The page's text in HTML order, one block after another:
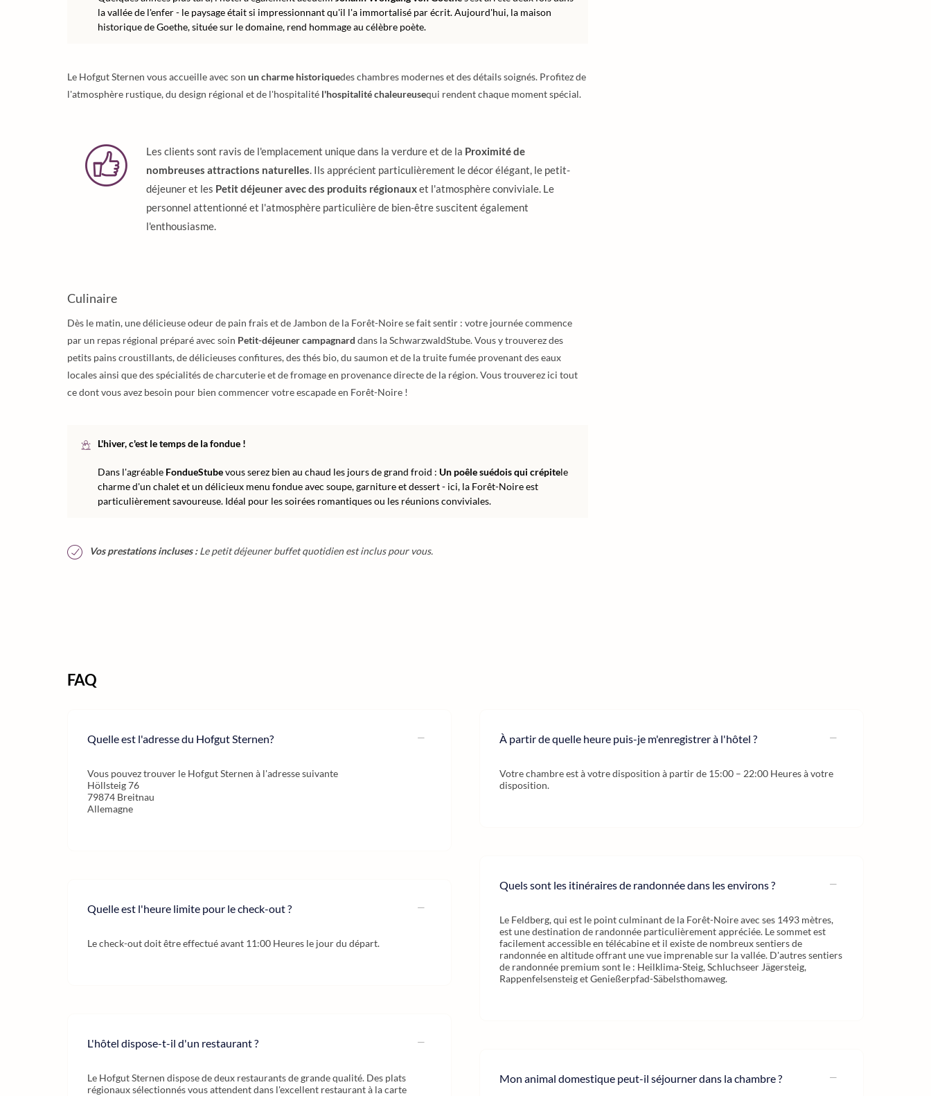
la vallée de l'enfer - le paysage était si impressionnant qu'il l'a immortalisé par écrit. Aujourd'hui, la maison
historique de Goethe, située sur le domaine, rend hommage au célèbre poète.
Le Hofgut Sternen vous accueille avec son un charme historiquedes chambres modernes et des détails soignés. Profitez de
l'atmosphère rustique, du design régional et de l'hospitalité l'hospitalité chaleureusequi rendent chaque moment spécial.
Les clients sont ravis de l'emplacement unique dans la verdure et de la Proximité de
nombreuses attractions naturelles. Ils apprécient particulièrement le décor élégant, le petit-
déjeuner et les Petit déjeuner avec des produits régionauxet l'atmosphère conviviale. Le
personnel attentionné et l'atmosphère particulière de bien-être suscitent également
l'enthousiasme.
Culinaire
Dès le matin, une délicieuse odeur de pain frais et de Jambon de la Forêt-Noire se fait sentir : votre journée commence
par un repas régional préparé avec soin Petit-déjeuner campagnard dans la SchwarzwaldStube. Vous y trouverez des
petits pains croustillants, de délicieuses confitures, des thés bio, du saumon et de la truite fumée provenant des eaux
locales ainsi que des spécialités de charcuterie et de fromage en provenance directe de la région. Vous trouverez ici tout
ce dont vous avez besoin pour bien commencer votre escapade en Forêt-Noire !
L'hiver, c'est le temps de la fondue !
Dans l'agréable FondueStubevous serez bien au chaud les jours de grand froid : Un poêle suédois qui crépitele
charme d'un chalet et un délicieux menu fondue avec soupe, garniture et dessert - ici, la Forêt-Noire est
particulièrement savoureuse. Idéal pour les soirées romantiques ou les réunions conviviales.
Vos prestations incluses :Le petit déjeuner buffet quotidien est inclus pour vous.
FAQ
Quelle est l'adresse du Hofgut Sternen?
Vous pouvez trouver le Hofgut Sternen à l'adresse suivante
Höllsteig 76
79874 Breitnau
Allemagne
Quelle est l'heure limite pour le check-out ?
Le check-out doit être effectué avant 11:00 Heures le jour du départ.
L'hôtel dispose-t-il d'un restaurant ?
Le Hofgut Sternen dispose de deux restaurants de grande qualité. Des plats
régionaux sélectionnés vous attendent dans l'excellent restaurant à la carte
À partir de quelle heure puis-je m'enregistrer à l'hôtel ?
Votre chambre est à votre disposition à partir de 15:00 – 22:00 Heures à votre
disposition.
Quels sont les itinéraires de randonnée dans les environs ?
Le Feldberg, qui est le point culminant de la Forêt-Noire avec ses 1493 mètres,
est une destination de randonnée particulièrement appréciée. Le sommet est
facilement accessible en télécabine et il existe de nombreux sentiers de
randonnée en altitude offrant une vue imprenable sur la vallée. D'autres sentiers
de randonnée premium sont le : Heilklima-Steig, Schluchseer Jägersteig,
Rappenfelsensteig et Genießerpfad-Säbelsthomaweg.
Mon animal domestique peut-il séjourner dans la chambre ?